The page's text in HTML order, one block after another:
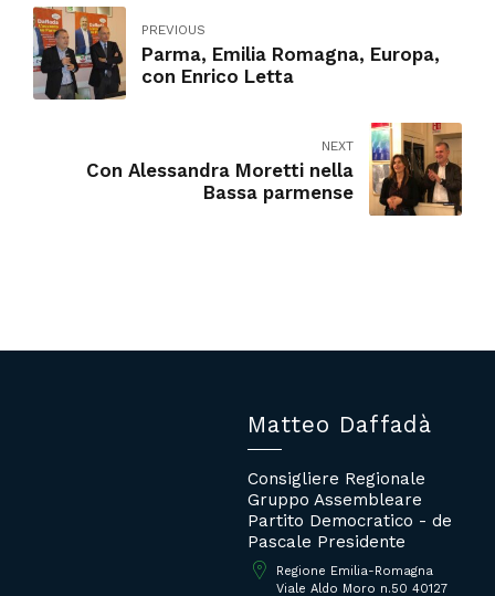
PREVIOUS
Parma, Emilia Romagna, Europa,
con Enrico Letta
NEXT
Con Alessandra Moretti nella
Bassa parmense
Matteo Daffadà
Consigliere Regionale
Gruppo Assembleare
Partito Democratico - de
Pascale Presidente
Regione Emilia-Romagna
Viale Aldo Moro n.50 40127